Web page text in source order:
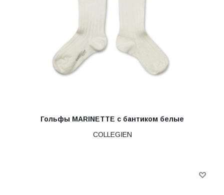
Гольфы MARINETTE с бантиком белые
COLLEGIEN